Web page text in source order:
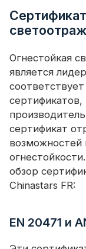
Огнестойкая
является
сертификат
возможностей
обзор
Chinastars FR:
EN 20471 и